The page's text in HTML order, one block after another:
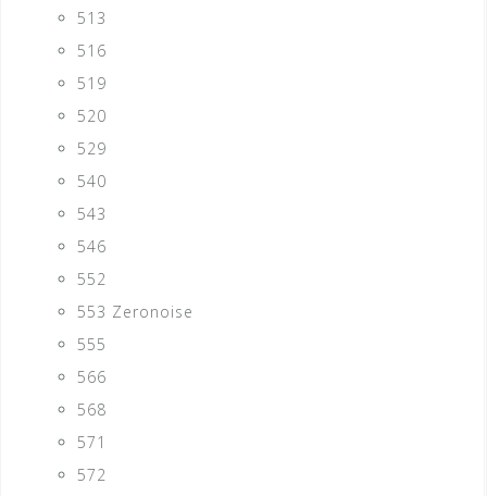
513
516
519
520
529
540
543
546
552
553 Zeronoise
555
566
568
571
572